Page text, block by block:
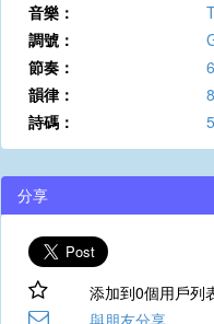
音樂：
調號：
節奏：
韻律：
詩碼：
分享
添加到0個用戶列
與朋友分享